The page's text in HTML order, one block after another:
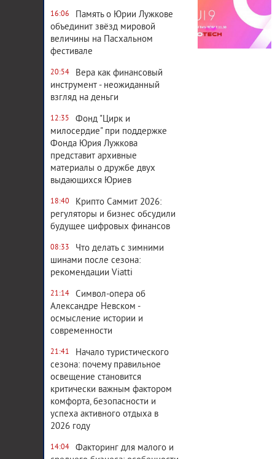
16:06
Память о Юрии Лужкове
объединит звёзд мировой
величины на Пасхальном
фестивале
20:54
Вера как финансовый
инструмент - неожиданный
взгляд на деньги
12:35
Фонд "Цирк и
милосердие" при поддержке
Фонда Юрия Лужкова
представит архивные
материалы о дружбе двух
выдающихся Юриев
18:40
Крипто Саммит 2026:
регуляторы и бизнес обсудили
будущее цифровых финансов
08:33
Что делать с зимними
шинами после сезона:
рекомендации Viatti
21:14
Символ-опера об
Александре Невском -
осмысление истории и
современности
21:41
Начало туристического
сезона: почему правильное
освещение становится
критически важным фактором
комфорта, безопасности и
успеха активного отдыха в
2026 году
14:04
Факторинг для малого и